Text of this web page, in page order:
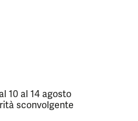
10 al 14 agosto
sconvolgente